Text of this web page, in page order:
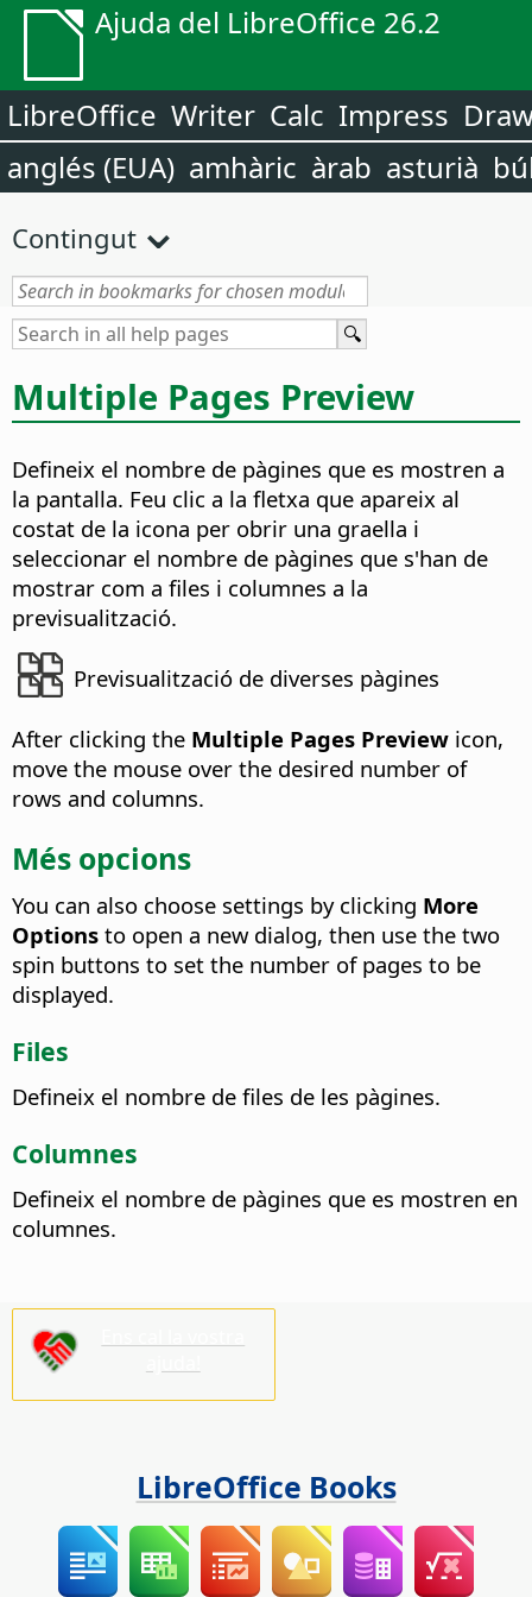
Ajuda del LibreOffice 26.2
LibreOffice Writer Calc Impress
anglés (EUA) amhàric àrab asturià
Contingut
Multiple Pages Preview
Defineix el nombre de pàgines que es mostren a
la pantalla. Feu clic a la fletxa que apareix al
costat de la icona per obrir una graella i
seleccionar el nombre de pàgines que s'han de
mostrar com a files i columnes a la
previsualització.
Previsualització de diverses pàgines
After clicking the Multiple Pages Preview icon,
move the mouse over the desired number of
rows and columns.
Més opcions
You can also choose settings by clicking More
Options to open a new dialog, then use the two
spin buttons to set the number of pages to be
displayed.
Files
Defineix el nombre de files de les pàgines.
Columnes
Defineix el nombre de pàgines que es mostren en
columnes.
LibreOffice Books